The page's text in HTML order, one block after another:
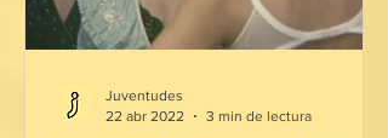
Juventudes
22 abr 2022
3 min de lectura